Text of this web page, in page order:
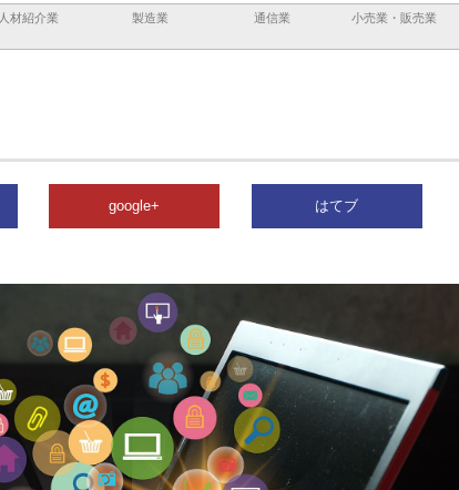
人材紹介業 製造業 通信業 小売業・販売業
google+ はてブ